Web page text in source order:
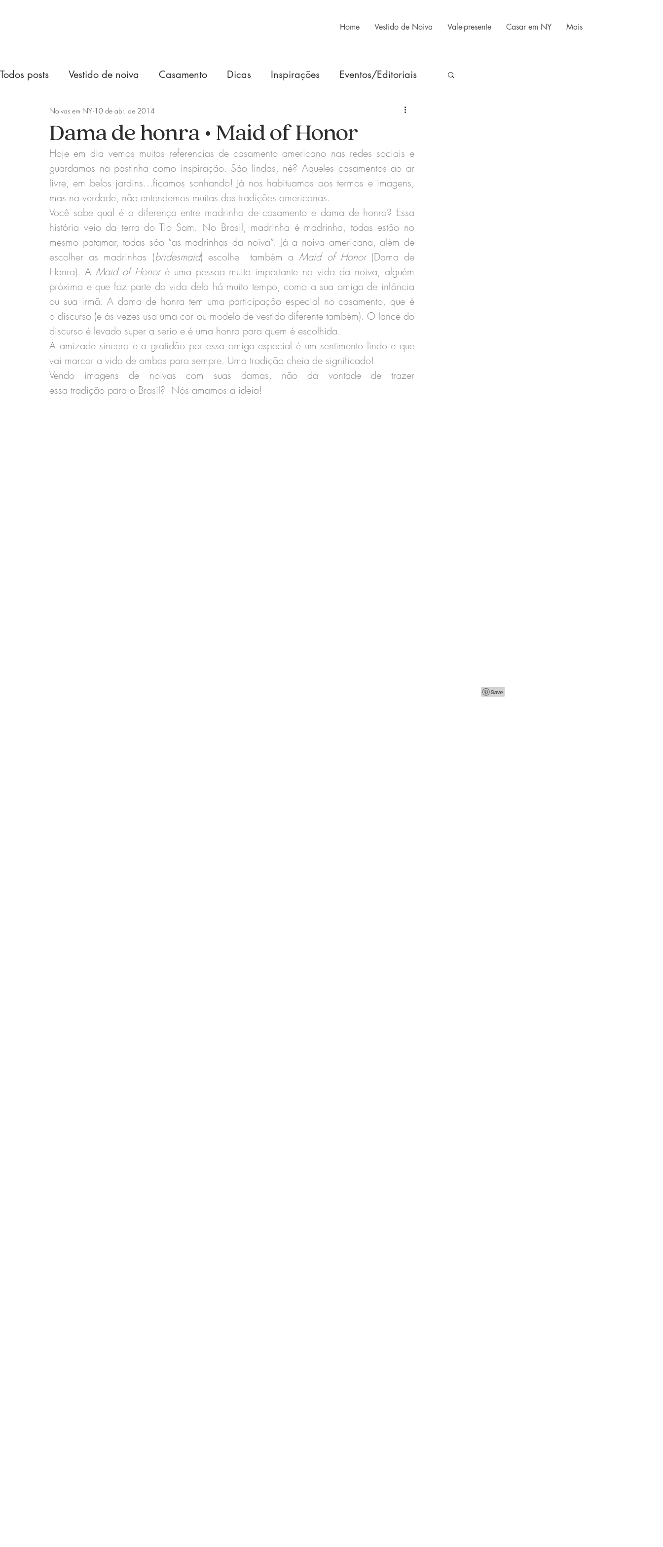
Home Vestido de Noiva Vale-presente Casar em NY Mais
Todos posts Vestido de noiva Casamento Dicas Inspirações Eventos/Editoriais
Dama de honra • Maid of Honor
Noivas em NY 10 de abr. de 2014
Hoje em dia vemos muitas referencias de casamento americano nas redes sociais e
guardamos na pastinha como inspiração. São lindas, né? Aqueles casamentos ao ar
livre, em belos jardins…ficamos sonhando! Já nos habituamos aos termos e imagens,
mas na verdade, não entendemos muitas das tradições americanas.
Você sabe qual é a diferença entre madrinha de casamento e dama de honra? Essa
história veio da terra do Tio Sam. No Brasil, madrinha é madrinha, todas estão no
mesmo patamar, todas são “as madrinhas da noiva”. Já a noiva americana, além de
escolher as madrinhas (bridesmaid) escolhe  também a Maid of Honor (Dama de
Honra). A Maid of Honor é uma pessoa muito importante na vida da noiva, alguém
próximo e que faz parte da vida dela há muito tempo, como a sua amiga de infância
ou sua irmã. A dama de honra tem uma participação especial no casamento, que é
o discurso (e ás vezes usa uma cor ou modelo de vestido diferente também). O lance do
discurso é levado super a serio e é uma honra para quem é escolhida.
A amizade sincera e a gratidão por essa amiga especial é um sentimento lindo e que
vai marcar a vida de ambas para sempre. Uma tradição cheia de significado!
Vendo imagens de noivas com suas damas, não da vontade de trazer
essa tradição para o Brasil? Nós amamos a ideia!